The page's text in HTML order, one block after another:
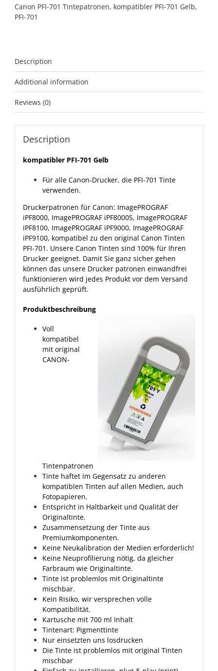
Canon PFI-701 Tintepatronen, kompatibler PFI-701 Gelb,
PFI-701
Description
Additional information
Reviews (0)
Description
kompatibler PFI-701 Gelb
Für alle Canon-Drucker, die PFI-701 Tinte
verwenden.
Druckerpatronen für Canon: ImagePROGRAF
iPF8000, ImagePROGRAF iPF8000S, ImagePROGRAF
iPF8100, ImagePROGRAF iPF9000, ImagePROGRAF
iPF9100, kompatibel zu den original Canon Tinten
PFI-701. Unsere Canon Tinten sind 100% für Ihren
Drucker geeignet. Damit Sie ganz sicher gehen
können das unsere Drucker patronen einwandfrei
funktionieren wird jedes Produkt vor dem Versand
ausführlich geprüft.
Produktbeschreibung
Voll
kompatibel
mit original
CANON-
Tintenpatronen
Tinte haftet im Gegensatz zu anderen
kompatiblen Tinten auf allen Medien, auch
Fotopapieren.
Entspricht in Haltbarkeit und Qualität der
Originaltinte.
Zusammensetzung der Tinte aus
Premiumkomponenten.
Keine Neukalibration der Medien erforderlich!
Keine Neuprofilierung nötig, da gleicher
Farbraum wie Originaltinte.
Tinte ist problemlos mit Originaltinte
mischbar.
Kein Risiko, wir versprechen volle
Kompatibilität.
Kartusche mit 700 ml Inhalt
Tintenart: Pigmenttinte
Nur einsetzten uns losdrucken
Die Tinte ist problemlos mit original Tinten
mischbar